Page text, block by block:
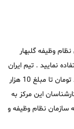
نظام وظیفه گلبهار
نمایید . تیم ایران
سند توانایی تامین وثیقه اجاره ای از مبلغ 1 میلیارد تومان تا مبلغ 10 هزار
این مرکز به
سازمان نظام وظیفه و